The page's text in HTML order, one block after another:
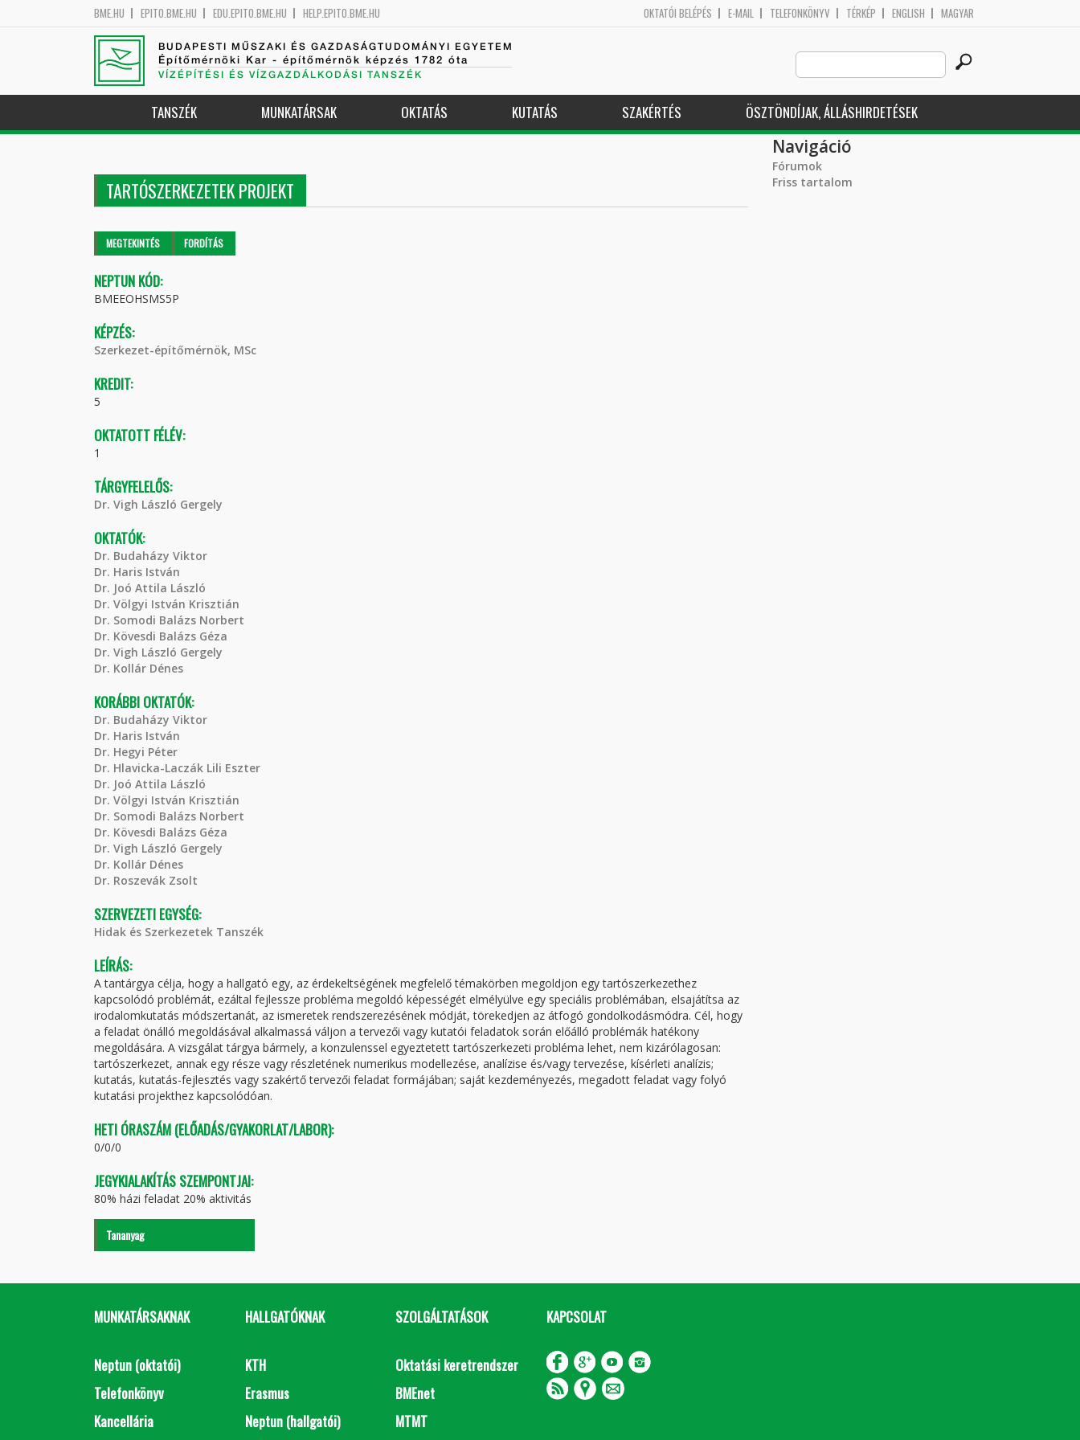
BME.HU EPITO.BME.HU EDU.EPITO.BME.HU HELP.EPITO.BME.HU OKTATÓI BELÉPÉS E-MAIL TELEFONKÖNYV TÉRKÉP ENGLISH MAGYAR
BUDAPESTI MŰSZAKI ÉS GAZDASÁGTUDOMÁNYI EGYETEM
Építőmérnöki Kar - építőmérnök képzés 1782 óta
VÍZÉPÍTÉSI ÉS VÍZGAZDÁLKODÁSI TANSZÉK
Search
this
site
TANSZÉK MUNKATÁRSAK OKTATÁS KUTATÁS SZAKÉRTÉS ÖSZTÖNDÍJAK, ÁLLÁSHIRDETÉSEK
TARTÓSZERKEZETEK PROJEKT
Elsődleges fülek
MEGTEKINTÉS (AKTÍVFORDÍTÁS
NEPTUN KÓD:
BMEEOHSMS5P
KÉPZÉS:
Szerkezet-építőmérnök, MSc
KREDIT:
5
OKTATOTT FÉLÉV:
1
TÁRGYFELELŐS:
Dr. Vigh László Gergely
OKTATÓK:
Dr. Budaházy Viktor
Dr. Haris István
Dr. Joó Attila László
Dr. Völgyi István Krisztián
Dr. Somodi Balázs Norbert
Dr. Kövesdi Balázs Géza
Dr. Vigh László Gergely
Dr. Kollár Dénes
KORÁBBI OKTATÓK:
Dr. Budaházy Viktor
Dr. Haris István
Dr. Hegyi Péter
Dr. Hlavicka-Laczák Lili Eszter
Dr. Joó Attila László
Dr. Völgyi István Krisztián
Dr. Somodi Balázs Norbert
Dr. Kövesdi Balázs Géza
Dr. Vigh László Gergely
Dr. Kollár Dénes
Dr. Roszevák Zsolt
SZERVEZETI EGYSÉG:
Hidak és Szerkezetek Tanszék
LEÍRÁS:
A tantárgya célja, hogy a hallgató egy, az érdekeltségének megfelelő témakörben megoldjon egy tartószerkezethez
kapcsolódó problémát, ezáltal fejlessze probléma megoldó képességét elmélyülve egy speciális problémában, elsajátítsa az
irodalomkutatás módszertanát, az ismeretek rendszerezésének módját, törekedjen az átfogó gondolkodásmódra. Cél, hogy
a feladat önálló megoldásával alkalmassá váljon a tervezői vagy kutatói feladatok során előálló problémák hatékony
megoldására. A vizsgálat tárgya bármely, a konzulenssel egyeztetett tartószerkezeti probléma lehet, nem kizárólagosan:
tartószerkezet, annak egy része vagy részletének numerikus modellezése, analízise és/vagy tervezése, kísérleti analízis;
kutatás, kutatás-fejlesztés vagy szakértő tervezői feladat formájában; saját kezdeményezés, megadott feladat vagy folyó
kutatási projekthez kapcsolódóan.
HETI ÓRASZÁM (ELŐADÁS/GYAKORLAT/LABOR):
0/0/0
JEGYKIALAKÍTÁS SZEMPONTJAI:
80% házi feladat 20% aktivitás
Tananyag
Navigáció
Fórumok
Friss tartalom
MUNKATÁRSAKNAK
Neptun (oktatói)
Telefonkönyv
Kancellária
HALLGATÓKNAK
KTH
Erasmus
Neptun (hallgatói)
SZOLGÁLTATÁSOK
Oktatási keretrendszer
BMEnet
MTMT
KAPCSOLAT